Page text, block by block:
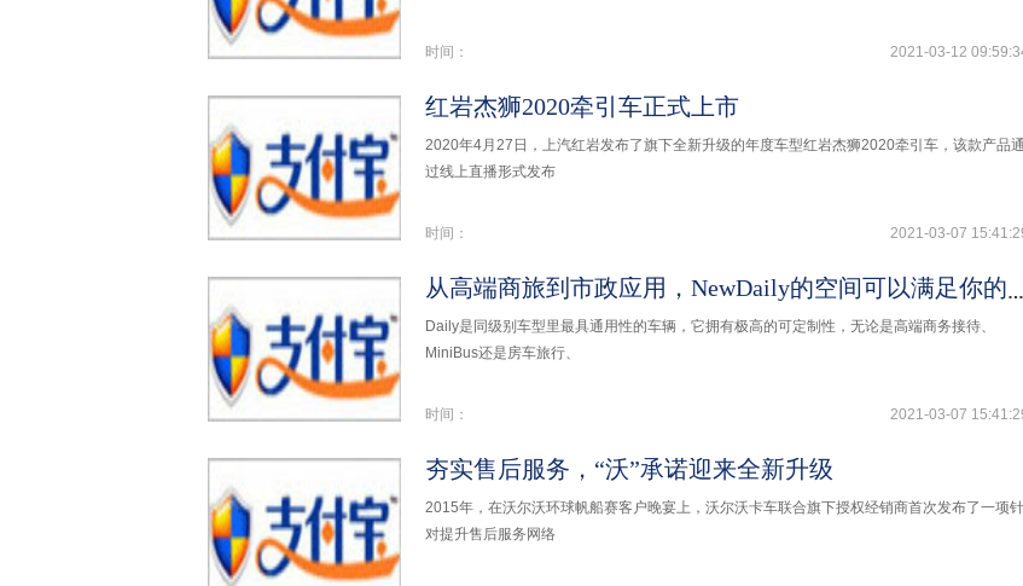
时间： 2021-03-12
红岩杰狮2020牵引车正式上市
2020年4月27日，上汽红岩发布了旗下全新升级的年度车型红岩杰狮2020牵引车，该款产品通
过线上直播形式发布
时间： 2021-03-07
Daily是同级别车型里最具通用性的车辆，它拥有极高的可定制性，无论是高端商务接待、
MiniBus还是房车旅行、
时间： 2021-03-07
夯实售后服务，“沃”承诺迎来全新升级
2015年，在沃尔沃环球帆船赛客户晚宴上，沃尔沃卡车联合旗下授权经销商首次发布了一项针
对提升售后服务网络